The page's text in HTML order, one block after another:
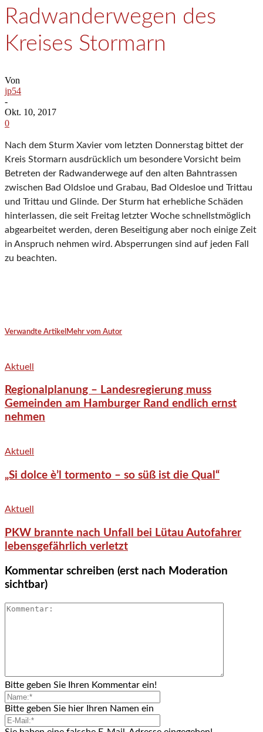
Radwanderwegen des
Kreises Stormarn
Von
jp54
-
Okt. 10, 2017
0
Nach dem Sturm Xavier vom letzten Donnerstag bittet der
Kreis Stormarn ausdrücklich um besondere Vorsicht beim
Betreten der Radwanderwege auf den alten Bahntrassen
zwischen Bad Oldsloe und Grabau, Bad Oldesloe und Trittau
und Trittau und Glinde. Der Sturm hat erhebliche Schäden
hinterlassen, die seit Freitag letzter Woche schnellstmöglich
abgearbeitet werden, deren Beseitigung aber noch einige Zeit
in Anspruch nehmen wird. Absperrungen sind auf jeden Fall
zu beachten.
Verwandte Artikel Mehr vom Autor
Aktuell
Regionalplanung – Landesregierung muss
Gemeinden am Hamburger Rand endlich ernst
nehmen
Aktuell
„Si dolce è’l tormento – so süß ist die Qual“
Aktuell
PKW brannte nach Unfall bei Lütau Autofahrer
lebensgefährlich verletzt
Kommentar schreiben (erst nach Moderation
sichtbar)
Bitte geben Sie Ihren Kommentar ein!
Bitte geben Sie hier Ihren Namen ein